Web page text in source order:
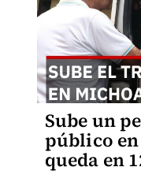
Sube un
público
queda en